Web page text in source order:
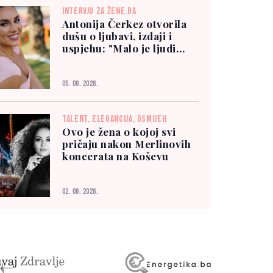
INTERVJU ZA ŽENE.BA
Antonija Čerkez otvorila
dušu o ljubavi, izdaji i
uspjehu: "Malo je ljudi
05. 08. 2026.
TALENT, ELEGANCIJA, OSMIJEH
Ovo je žena o kojoj svi
pričaju nakon Merlinovih
koncerata na Koševu
02. 08. 2026.